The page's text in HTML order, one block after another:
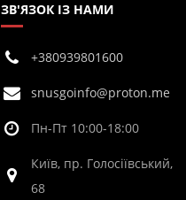
ЗВ'ЯЗОК ІЗ НАМИ
+380939801600
snusgoinfo@proton.me
Пн-Пт 10:00-18:00
Київ, пр. Голосіївський,
68